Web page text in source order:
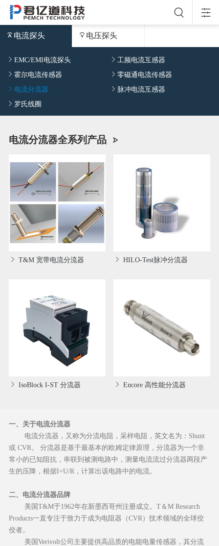
电流探头 电压探头
EMC/EMI电流探头
工频电流互感器
霍尔电流传感器
零磁通电流传感器
电流分流器
脉冲电流互感器
罗氏线圈
电流分流器全系列产品
T&M 宽带电流分流器 HILO-Test脉冲分流器
IsoBlock I-ST 分流器 Encore 高性能分流器
一、关于电流分流器
电流分流器，又称为分流电阻，采样电阻，英文名为：Shunt
或 CVR。 分流器是基于最基本的欧姆定律原理，分流器为一个非
常小的已知阻抗，串联到被测电路中，测量电流流过分流器两段产
生的压降，根据I=U/R，计算出该电路中的电流。
二、电流分流器品牌
美国T&M于1962年在新墨西哥州注册成立。T＆M Research
Products一直专注于致力于成为电阻器（CVR）技术领域的全球佼
佼者。
美国Verivolt公司主要提供高品质的电能电量传感器，其分流